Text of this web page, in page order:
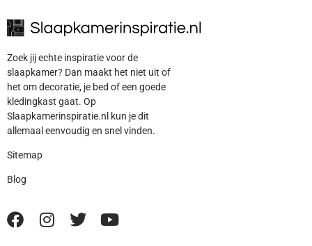
Zoek jij echte inspiratie voor de
slaapkamer? Dan maakt het niet uit of
het om decoratie, je bed of een goede
kledingkast gaat. Op
Slaapkamerinspiratie.nl kun je dit
allemaal eenvoudig en snel vinden.
Sitemap
Blog